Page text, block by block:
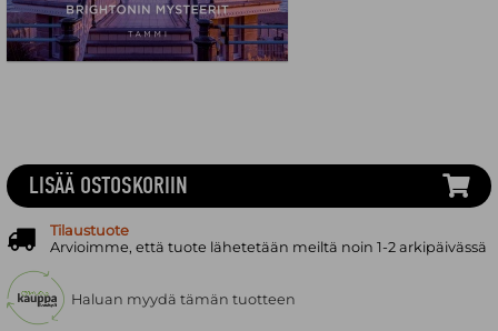
LISÄÄ OSTOSKORIIN
Tilaustuote
Arvioimme, että tuote lähetetään meiltä noin 1-2 arkipäivässä
Haluan myydä tämän tuotteen